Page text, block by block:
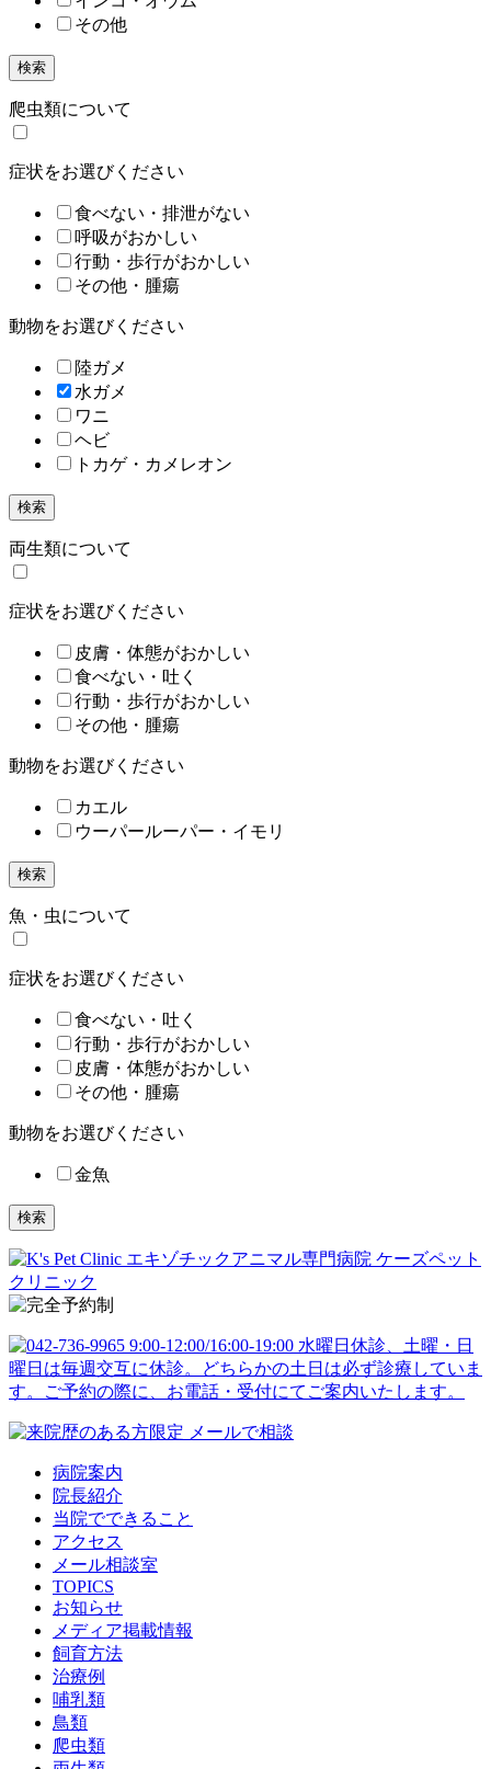
その他
検索
爬虫類について
症状をお選びください
食べない・排泄がない
呼吸がおかしい
行動・歩行がおかしい
その他・腫瘍
動物をお選びください
陸ガメ
水ガメ
ワニ
ヘビ
トカゲ・カメレオン
検索
両生類について
症状をお選びください
皮膚・体態がおかしい
食べない・吐く
行動・歩行がおかしい
その他・腫瘍
動物をお選びください
カエル
ウーパールーパー・イモリ
検索
魚・虫について
症状をお選びください
食べない・吐く
行動・歩行がおかしい
皮膚・体態がおかしい
その他・腫瘍
動物をお選びください
金魚
検索
病院案内
院長紹介
当院でできること
アクセス
メール相談室
TOPICS
お知らせ
メディア掲載情報
飼育方法
治療例
哺乳類
鳥類
爬虫類